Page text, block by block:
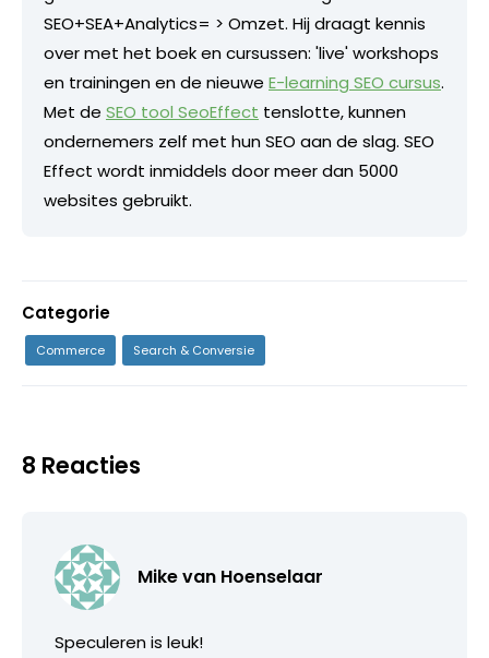
SEO+SEA+Analytics= > Omzet. Hij draagt kennis
over met het boek en cursussen: 'live' workshops
en trainingen en de nieuwe E-learning SEO cursus.
Met de SEO tool SeoEffect tenslotte, kunnen
ondernemers zelf met hun SEO aan de slag. SEO
Effect wordt inmiddels door meer dan 5000
websites gebruikt.
Categorie
Commerce Search & Conversie
8 Reacties
Mike van Hoenselaar
Speculeren is leuk!